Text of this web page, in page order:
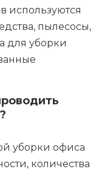
используются
пылесосы,
для уборки
уборки офиса
количества